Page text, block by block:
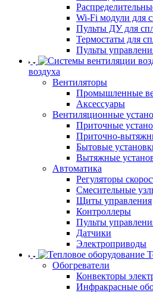
Wi-Fi модули для
Пульты ДУ для
Термостаты для
Пульты
воздуха
Вентиляторы
Промышленные
Аксессуары
Вентиляционные
Приточные
Приточно-
Бытовые
Вытяжные
Автоматика
Регуляторы
Смесительные
Щиты управления
Контроллеры
Пульты
Датчики
Электроприводы
Обогреватели
Конвекторы
Инфракрасные